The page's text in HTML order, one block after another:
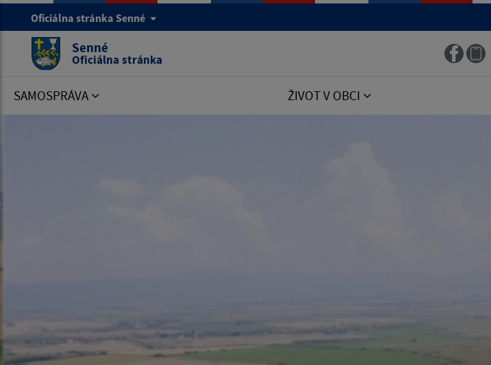
Oficiálna stránka Senné
Senné
Oficiálna stránka
SAMOSPRÁVA ŽIVOT V OBCI